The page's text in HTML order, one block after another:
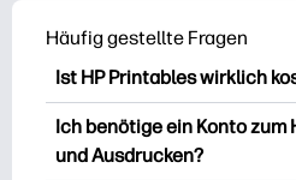
Häufig gestellte Fragen
Ist HP Printables wirklich
HP Printables bietet über
kostenlose Vorlagen zum
Ich benötige ein Konto zum
und Ausdrucken?